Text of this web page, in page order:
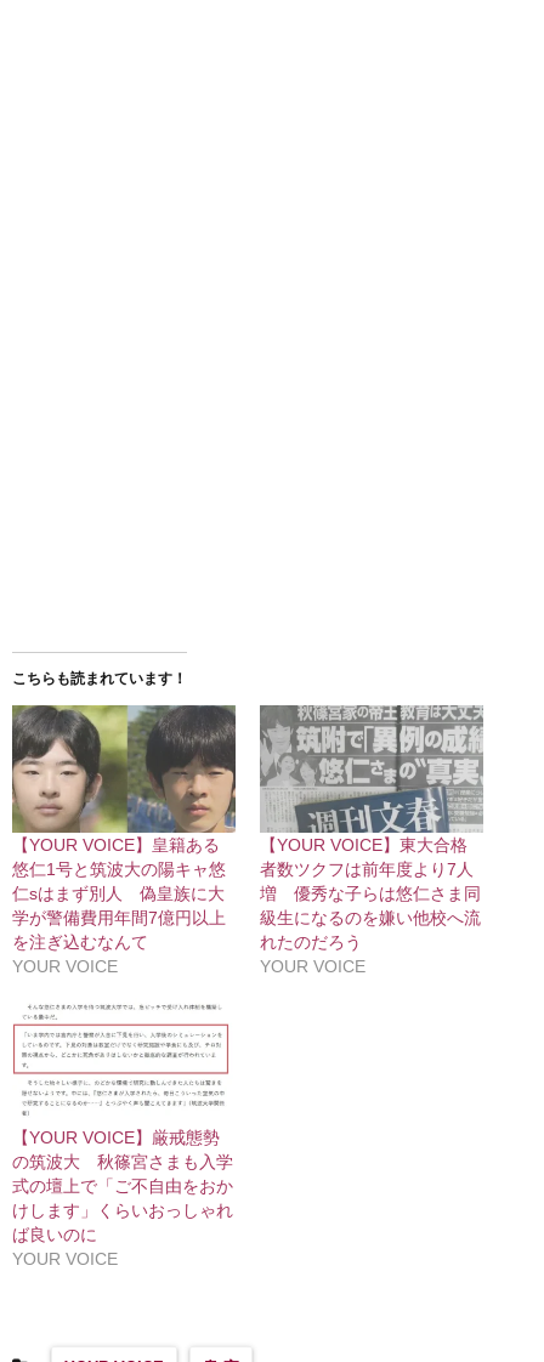
こちらも読まれています！
【YOUR VOICE】皇籍ある
悠仁1号と筑波大の陽キャ悠
仁sはまず別人 偽皇族に大
学が警備費用年間7億円以上
を注ぎ込むなんて
YOUR VOICE
【YOUR VOICE】東大合格
者数ツクフは前年度より7人
増 優秀な子らは悠仁さま同
級生になるのを嫌い他校へ流
れたのだろう
YOUR VOICE
【YOUR VOICE】厳戒態勢
の筑波大 秋篠宮さまも入学
式の壇上で「ご不自由をおか
けします」くらいおっしゃれ
ば良いのに
YOUR VOICE